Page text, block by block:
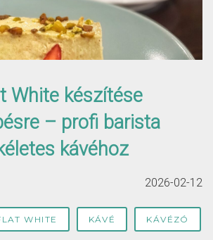
White készítése
– profi barista
kávéhoz
2026-02-12
WHITE KÁVÉ KÁVÉZÓ